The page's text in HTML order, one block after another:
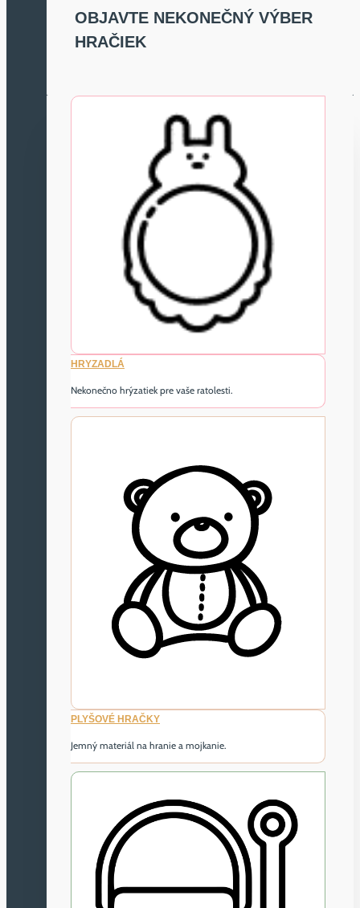
OBJAVTE NEKONEČNÝ VÝBER
HRAČIEK
HRYZADLÁ
Nekonečno hrýzatiek pre vaše ratolesti.
PLYŠOVÉ HRAČKY
Jemný materiál na hranie a mojkanie.